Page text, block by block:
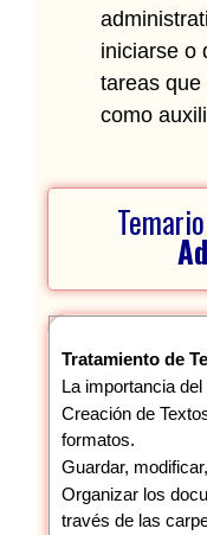
iniciarse o
tareas
como
Temario
Tratamiento de
La importancia
Creación de
formatos.
Guardar,
Organizar los
través de las